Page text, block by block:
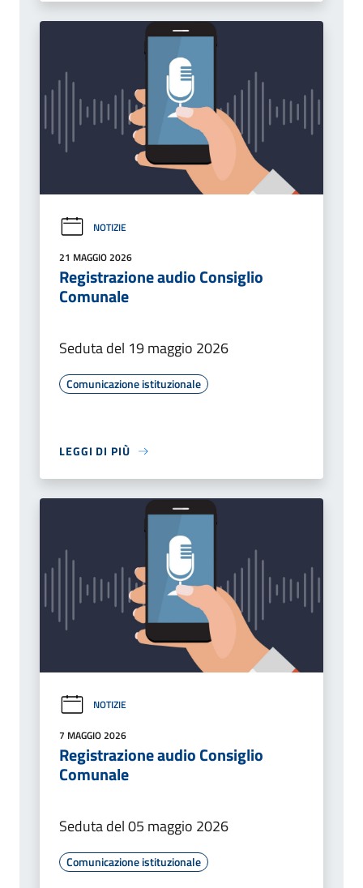
NOTIZIE
21 MAGGIO 2026
Registrazione audio Consiglio
Comunale
Seduta del 19 maggio 2026
Comunicazione istituzionale
LEGGI DI PIÙ
NOTIZIE
7 MAGGIO 2026
Registrazione audio Consiglio
Comunale
Seduta del 05 maggio 2026
Comunicazione istituzionale